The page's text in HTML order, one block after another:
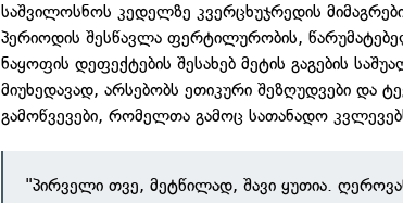
საშვილოსნოს კედელზე კვერცხუჯრედის
პერიოდის შესწავლა ფერტილურობის,
ნაყოფის დეფექტების შესახებ მეტის გაგების
მიუხედავად, არსებობს ეთიკური შეზღუდვები და
გამოწვევები, რომელთა გამოც სათანადო
"პირველი თვე, მეტწილად, შავი ყუთია.